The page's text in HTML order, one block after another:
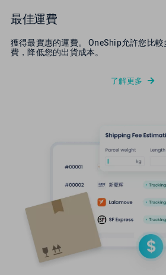
最佳運費
獲得最實惠的運費。 OneShip允許您比
費，降低您的出貨成本。
了解更多